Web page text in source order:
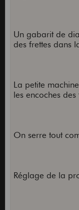
Un gabarit de
des frettes dans
La petite
les encoches des
On serre tout
Réglage de la